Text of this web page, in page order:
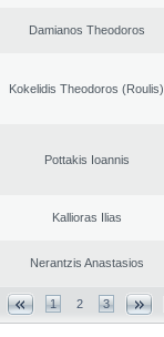
Damianos Theodoros
Kokelidis Theodoros (Roulis)
Pottakis Ioannis
Kallioras Ilias
Nerantzis Anastasios
1 2 3